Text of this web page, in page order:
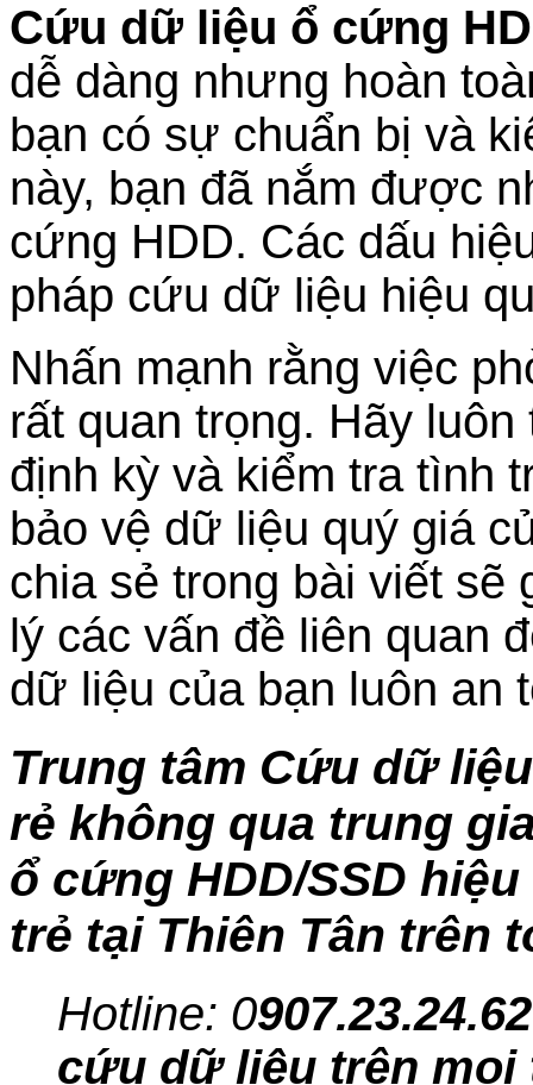
Cứu dữ liệu ổ cứng
dễ dàng nhưng hoàn
bạn có sự chuẩn bị và
này, bạn đã nắm được
cứng HDD. Các dấu
pháp cứu dữ liệu hiệu
Nhấn mạnh rằng việc
rất quan trọng. Hãy
định kỳ và kiểm tra tình
bảo vệ dữ liệu quý giá
chia sẻ trong bài viết sẽ
lý các vấn đề liên quan
dữ liệu của bạn luôn an
Trung tâm Cứu dữ
rẻ không qua trung
ổ cứng HDD/SSD
trẻ tại Thiên Tân trên
Hotline: 0
cứu dữ liệu trên